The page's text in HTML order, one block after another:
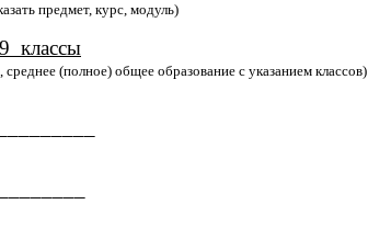
предмет, курс, модуль)
(полное) общее образование с указанием классов)